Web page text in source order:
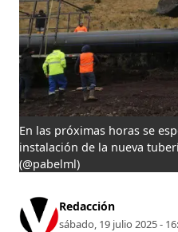
En las próximas horas se
instalación de la nueva
(@pabelml)
Redacción
sábado, 19 julio 2025 -